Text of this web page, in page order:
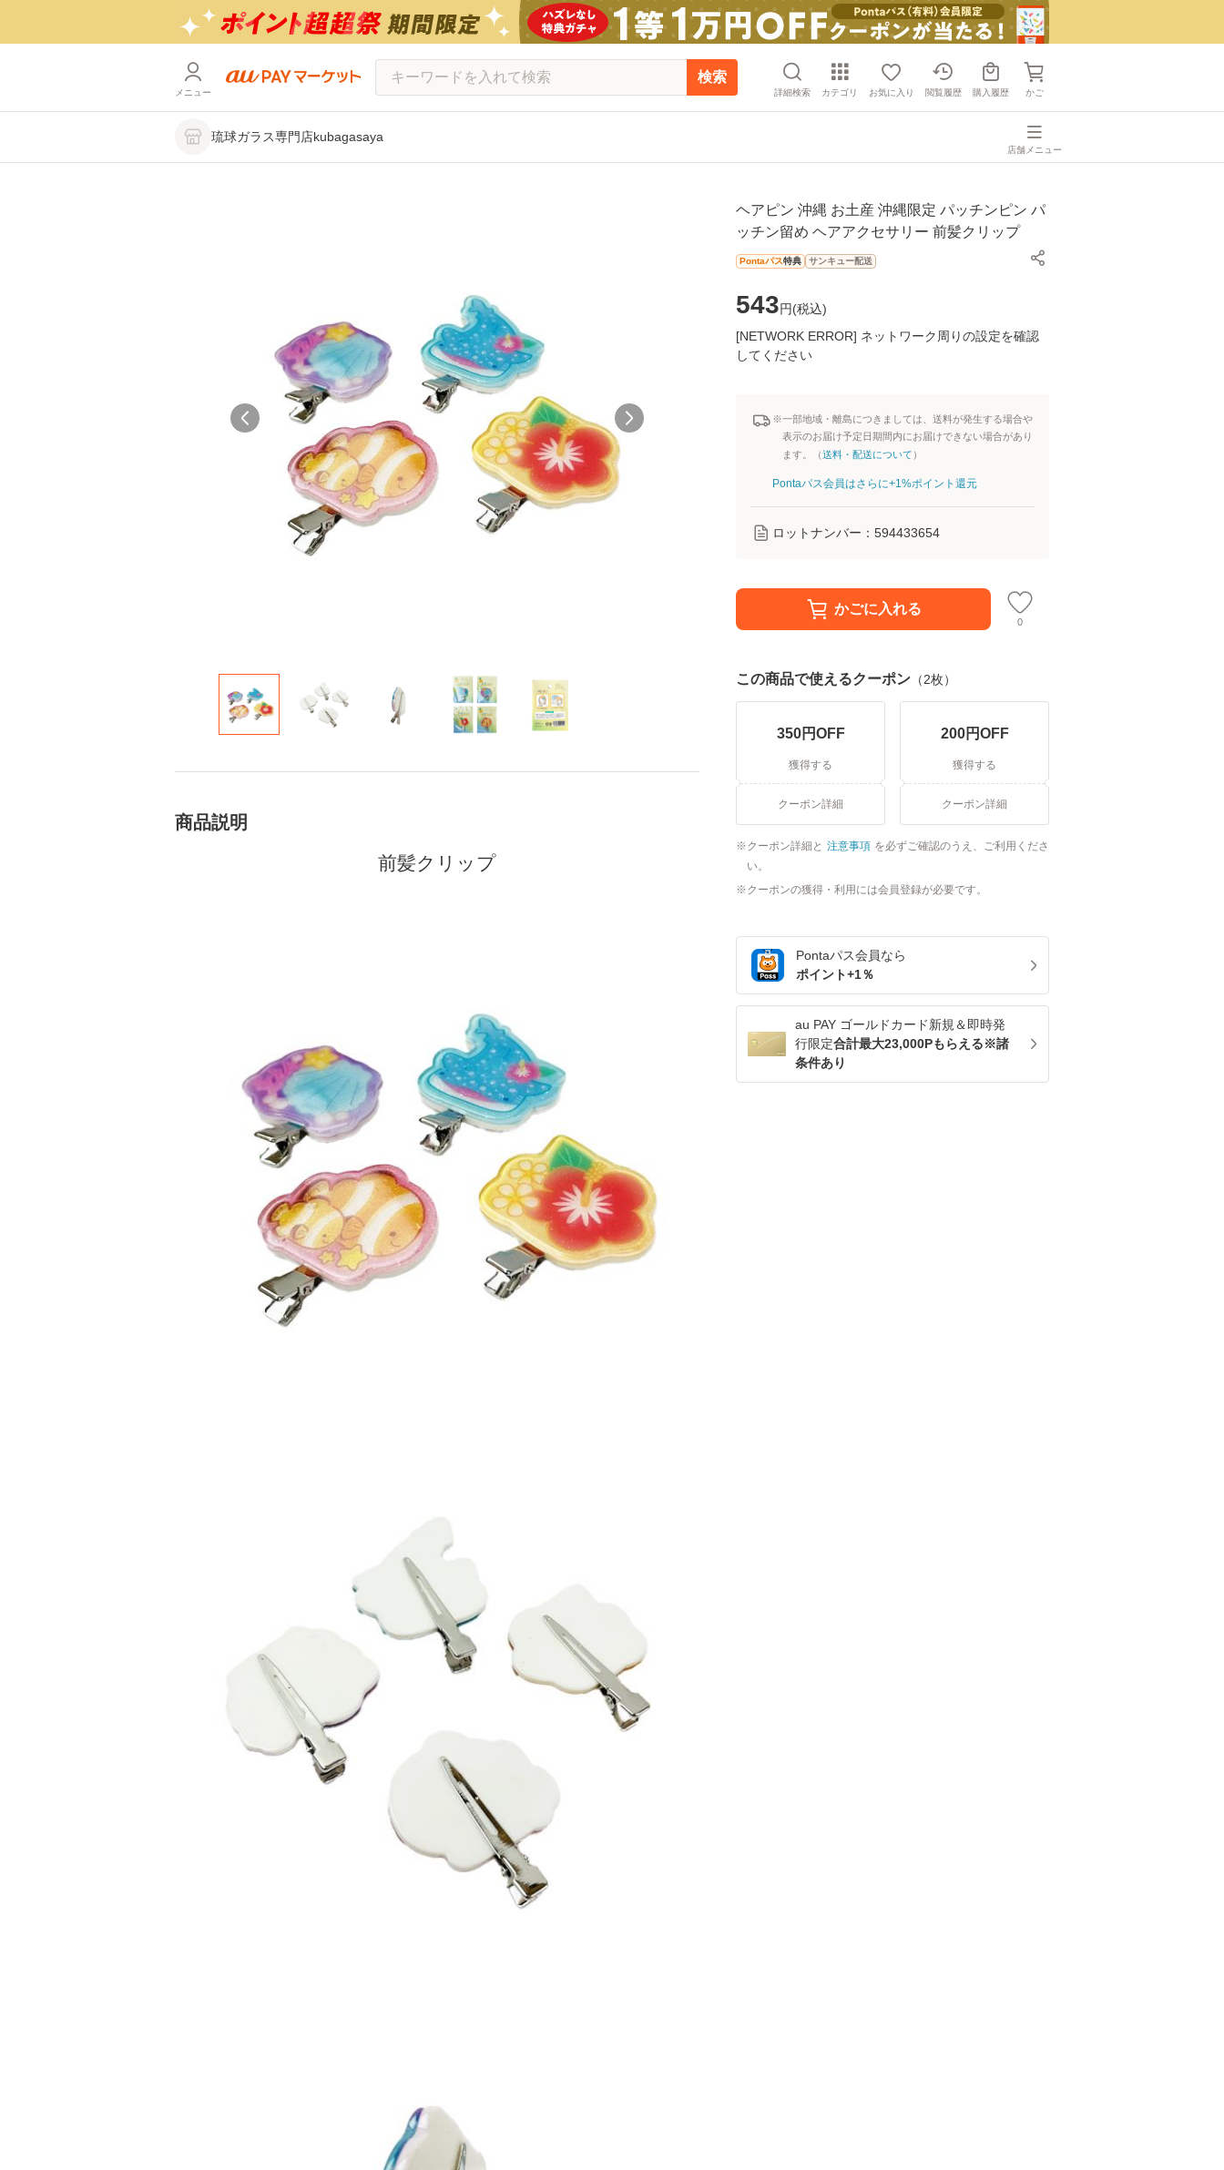
メニュー
検索
詳細検索 カテゴリ お気に入り 閲覧履歴 購入履歴 かご
琉球ガラス専門店kubagasaya
店舗メニュー
ヘアピン 沖縄 お土産 沖縄限定 パッチンピン パ
ッチン留め ヘアアクセサリー 前髪クリップ
Pontaパス特典 サンキュー配送
543円(税込)
[NETWORK ERROR] ネットワーク周りの設定を確認
してください
※一部地域・離島につきましては、送料が発生する場合や
表示のお届け予定日期間内にお届けできない場合があり
ます。（送料・配送について ）
Pontaパス会員はさらに+1%ポイント還元
ロットナンバー： 594433654
かごに入れる
0
この商品で使えるクーポン （2枚）
350円OFF
獲得する
クーポン詳細
200円OFF
獲得する
クーポン詳細
クーポン詳細と 注意事項 を必ずご確認のうえ、ご利用くださ
い。
クーポンの獲得・利用には会員登録が必要です。
Pontaパス会員なら
ポイント+1％
au PAY ゴールドカード新規＆即時発
行限定合計最大23,000Pもらえる※諸
条件あり
商品説明
前髪クリップ